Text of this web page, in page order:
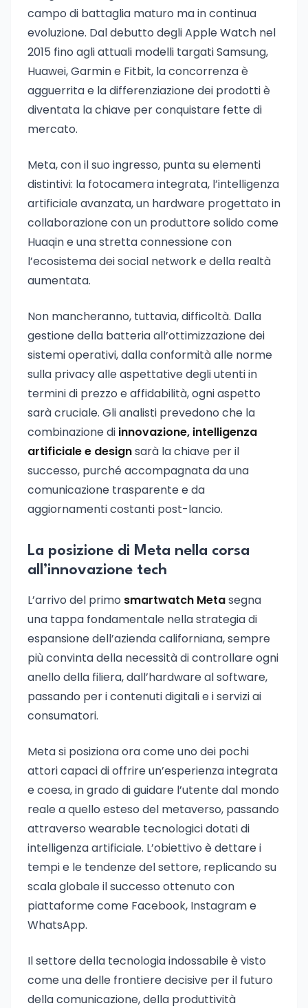
campo di battaglia maturo ma in continua
evoluzione. Dal debutto degli Apple Watch nel
2015 fino agli attuali modelli targati Samsung,
Huawei, Garmin e Fitbit, la concorrenza è
agguerrita e la differenziazione dei prodotti è
diventata la chiave per conquistare fette di
mercato.
Meta, con il suo ingresso, punta su elementi
distintivi: la fotocamera integrata, l’intelligenza
artificiale avanzata, un hardware progettato in
collaborazione con un produttore solido come
Huaqin e una stretta connessione con
l’ecosistema dei social network e della realtà
aumentata.
Non mancheranno, tuttavia, difficoltà. Dalla
gestione della batteria all’ottimizzazione dei
sistemi operativi, dalla conformità alle norme
sulla privacy alle aspettative degli utenti in
termini di prezzo e affidabilità, ogni aspetto
sarà cruciale. Gli analisti prevedono che la
combinazione di innovazione, intelligenza
artificiale e designsarà la chiave per il
successo, purché accompagnata da una
comunicazione trasparente e da
aggiornamenti costanti post-lancio.
La posizione di Meta nella corsa
all’innovazione tech
L’arrivo del primo smartwatch Metasegna
una tappa fondamentale nella strategia di
espansione dell’azienda californiana, sempre
più convinta della necessità di controllare ogni
anello della filiera, dall’hardware al software,
passando per i contenuti digitali e i servizi ai
consumatori.
Meta si posiziona ora come uno dei pochi
attori capaci di offrire un’esperienza integrata
e coesa, in grado di guidare l’utente dal mondo
reale a quello esteso del metaverso, passando
attraverso wearable tecnologici dotati di
intelligenza artificiale. L’obiettivo è dettare i
tempi e le tendenze del settore, replicando su
scala globale il successo ottenuto con
piattaforme come Facebook, Instagram e
WhatsApp.
Il settore della tecnologia indossabile è visto
come una delle frontiere decisive per il futuro
della comunicazione, della produttività